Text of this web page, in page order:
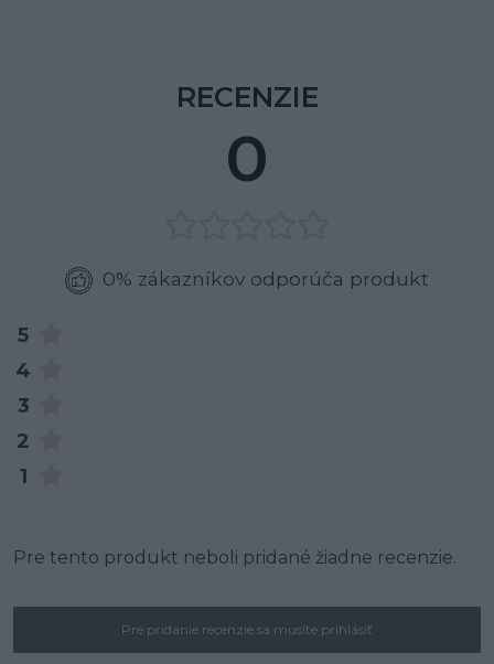
RECENZIE
0
0% zákazníkov odporúča produkt
5
4
3
2
1
Pre tento produkt neboli pridané žiadne recenzie.
Pre pridanie recenzie sa musíte prihlásiť